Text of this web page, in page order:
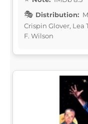
Distribution:
Crispin Glover, Lea
F. Wilson